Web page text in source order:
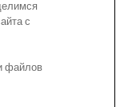
Tallinn
с
файлов